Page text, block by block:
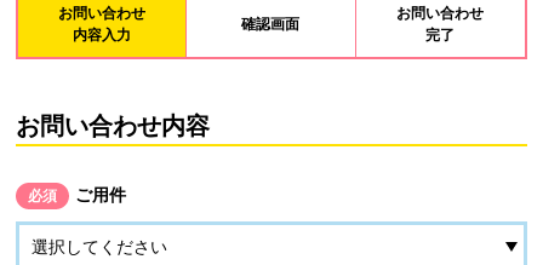
お問い合わせ
内容入力
確認画面
お問い合わせ
完了
お問い合わせ内容
必須 ご用件